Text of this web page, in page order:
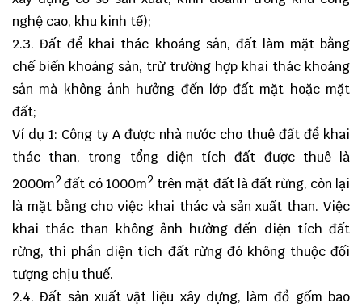
nghệ cao, khu kinh tế);
2.3. Đất để khai thác khoáng sản, đất làm mặt bằng
chế biến khoáng sản, trừ trường hợp khai thác khoáng
sản mà không ảnh hưởng đến lớp đất mặt hoặc mặt
đất;
Ví dụ 1: Công ty A được nhà nước cho thuê đất để khai
thác than, trong tổng diện tích đất được thuê là
2000m2 đất có 1000m2 trên mặt đất là đất rừng, còn lại
là mặt bằng cho việc khai thác và sản xuất than. Việc
khai thác than không ảnh hưởng đến diện tích đất
rừng, thì phần diện tích đất rừng đó không thuộc đối
tượng chịu thuế.
2.4. Đất sản xuất vật liệu xây dựng, làm đồ gốm bao